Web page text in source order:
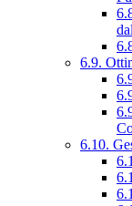
6.9.
6.10.